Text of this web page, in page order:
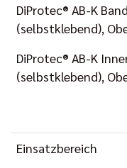
DiProtec® AB-K
(selbstklebend),
DiProtec® AB-K
(selbstklebend),
Einsatzbereich